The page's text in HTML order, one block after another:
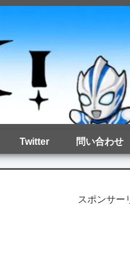
Twitter 問い合わせ
スポンサー